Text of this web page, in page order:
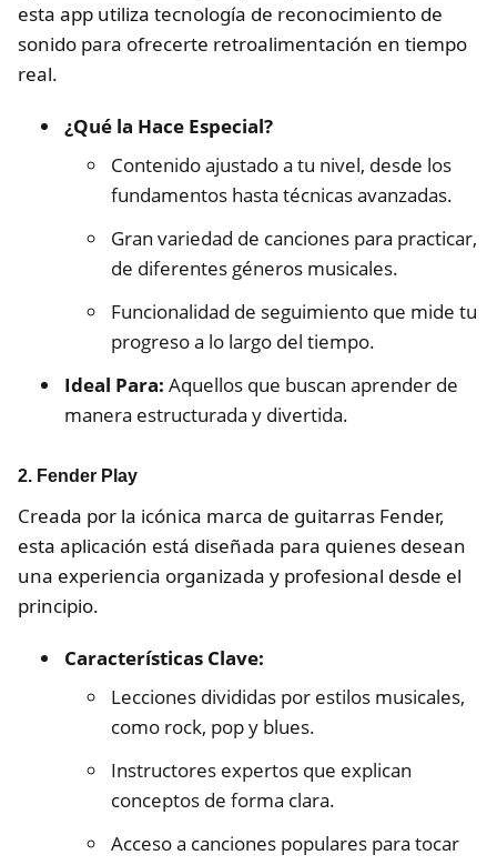
esta app utiliza tecnología de reconocimiento de
sonido para ofrecerte retroalimentación en tiempo
real.
¿Qué la Hace Especial?
Contenido ajustado a tu nivel, desde los
fundamentos hasta técnicas avanzadas.
Gran variedad de canciones para practicar,
de diferentes géneros musicales.
Funcionalidad de seguimiento que mide tu
progreso a lo largo del tiempo.
Ideal Para: Aquellos que buscan aprender de
manera estructurada y divertida.
2. Fender Play
Creada por la icónica marca de guitarras Fender,
esta aplicación está diseñada para quienes desean
una experiencia organizada y profesional desde el
principio.
Características Clave:
Lecciones divididas por estilos musicales,
como rock, pop y blues.
Instructores expertos que explican
conceptos de forma clara.
Acceso a canciones populares para tocar